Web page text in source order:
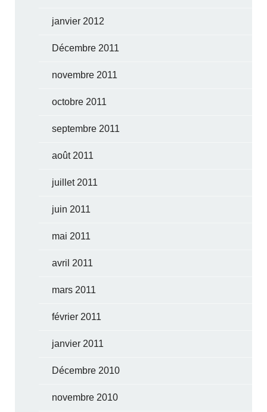
janvier 2012
Décembre 2011
novembre 2011
octobre 2011
septembre 2011
août 2011
juillet 2011
juin 2011
mai 2011
avril 2011
mars 2011
février 2011
janvier 2011
Décembre 2010
novembre 2010